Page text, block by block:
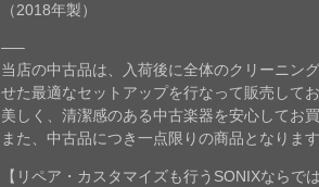
（2018年製）
—–
当店の中古品は、入荷後に全体のクリーニン
せた最適なセットアップを行なって販売してお
美しく、清潔感のある中古楽器を安心してお
また、中古品につき一点限りの商品となりま
【リペア・カスタマイズも行うSONIXならで